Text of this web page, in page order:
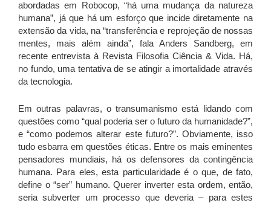
abordadas em Robocop, “há uma mudança da natureza
humana”, já que há um esforço que incide diretamente na
extensão da vida, na “transferência e reprojeção de nossas
mentes, mais além ainda”, fala Anders Sandberg, em
recente entrevista à Revista Filosofia Ciência & Vida. Há,
no fundo, uma tentativa de se atingir a imortalidade através
da tecnologia.
Em outras palavras, o transumanismo está lidando com
questões como “qual poderia ser o futuro da humanidade?”,
e “como podemos alterar este futuro?”. Obviamente, isso
tudo esbarra em questões éticas. Entre os mais eminentes
pensadores mundiais, há os defensores da contingência
humana. Para eles, esta particularidade é o que, de fato,
define o “ser” humano. Querer inverter esta ordem, então,
seria subverter um processo que deveria – para estes